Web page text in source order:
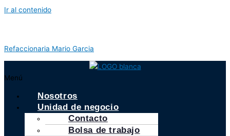
Ir al contenido
Refaccionaria Mario Garcia
Menú
Nosotros
Unidad de negocio
Contacto
Bolsa de trabajo